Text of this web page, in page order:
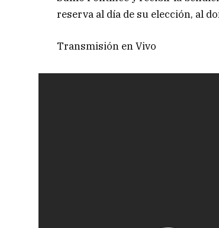
reserva al día de su elección, al
Transmisión en Vivo